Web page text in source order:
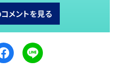
メントを見る